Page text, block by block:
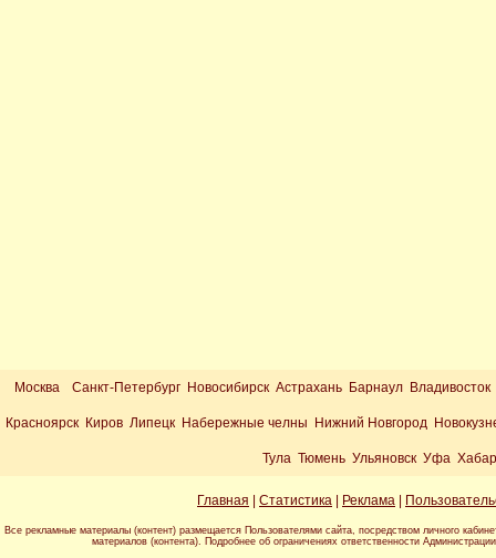
Москва Санкт-Петербург Новосибирск Астрахань Барнаул
Красноярск Киров Липецк Набережные челны Нижний Новгород
Тула Тюмень Ульяновск Уфа
Главная Статистика Реклама
Все рекламные материалы (контент) размещается Пользователями сайта, посредством личного
материалов (контента). Подробнее об ограничениях ответственности